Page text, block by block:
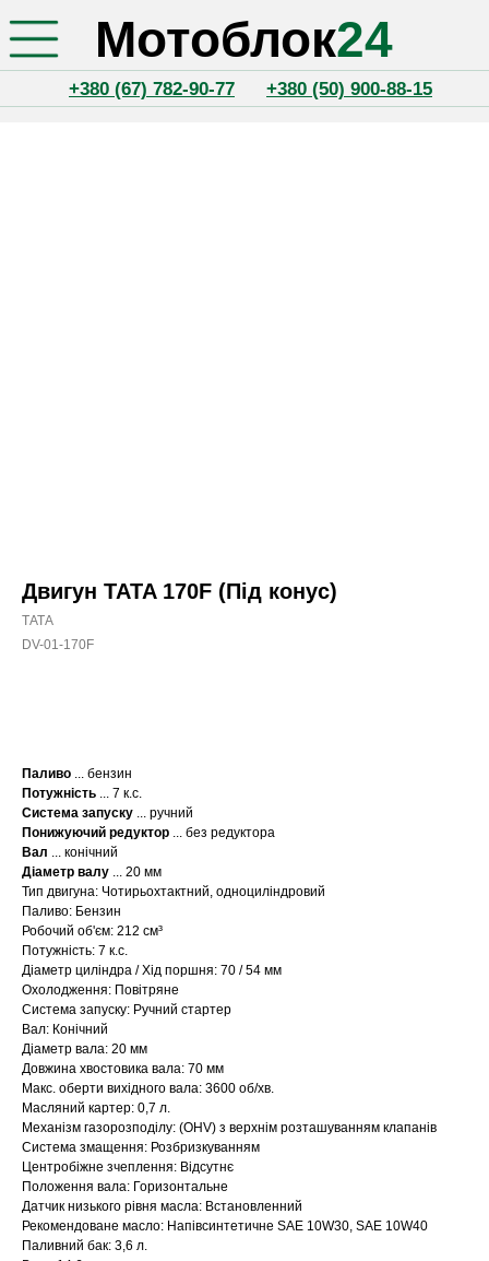
Мотоблок24
Двигун TATA 170F (Під конус)
ТАТА
DV-01-170F
Паливо ... бензин
Потужність ... 7 к.с.
Система запуску ... ручний
Понижуючий редуктор ... без редуктора
Вал ... конічний
Діаметр валу ... 20 мм
Тип двигуна: Чотирьохтактний, одноциліндровий
Паливо: Бензин
Робочий об'єм: 212 см³
Потужність: 7 к.с.
Діаметр циліндра / Хід поршня: 70 / 54 мм
Охолодження: Повітряне
Система запуску: Ручний стартер
Вал: Конічний
Діаметр вала: 20 мм
Довжина хвостовика вала: 70 мм
Макс. оберти вихідного вала: 3600 об/хв.
Масляний картер: 0,7 л.
Механізм газорозподілу: (OHV) з верхнім розташуванням клапанів
Система змащення: Розбризкуванням
Центробіжне зчеплення: Відсутнє
Положення вала: Горизонтальне
Датчик низького рівня масла: Встановленний
Рекомендоване масло: Напівсинтетичне SAE 10W30, SAE 10W40
Паливний бак: 3,6 л.